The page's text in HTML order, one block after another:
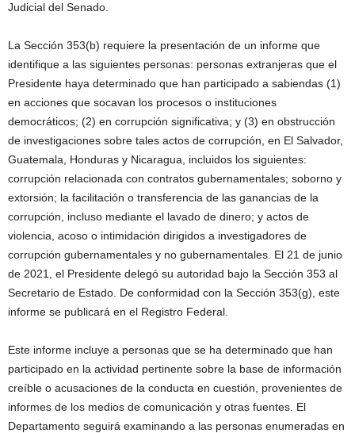
Judicial del Senado.
La Sección 353(b) requiere la presentación de un informe que
identifique a las siguientes personas: personas extranjeras que el
Presidente haya determinado que han participado a sabiendas (1)
en acciones que socavan los procesos o instituciones
democráticos; (2) en corrupción significativa; y (3) en obstrucción
de investigaciones sobre tales actos de corrupción, en El Salvador,
Guatemala, Honduras y Nicaragua, incluidos los siguientes:
corrupción relacionada con contratos gubernamentales; soborno y
extorsión; la facilitación o transferencia de las ganancias de la
corrupción, incluso mediante el lavado de dinero; y actos de
violencia, acoso o intimidación dirigidos a investigadores de
corrupción gubernamentales y no gubernamentales. El 21 de junio
de 2021, el Presidente delegó su autoridad bajo la Sección 353 al
Secretario de Estado. De conformidad con la Sección 353(g), este
informe se publicará en el Registro Federal.
Este informe incluye a personas que se ha determinado que han
participado en la actividad pertinente sobre la base de información
creíble o acusaciones de la conducta en cuestión, provenientes de
informes de los medios de comunicación y otras fuentes. El
Departamento seguirá examinando a las personas enumeradas en